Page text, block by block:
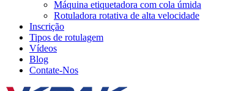
Máquina etiquetadora com cola úmida
Rotuladora rotativa de alta velocidade
Inscrição
Tipos de rotulagem
Vídeos
Blog
Contate-Nos